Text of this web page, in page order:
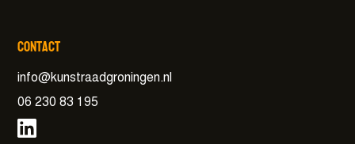
Contact
info@kunstraadgroningen.nl
06 230 83 195